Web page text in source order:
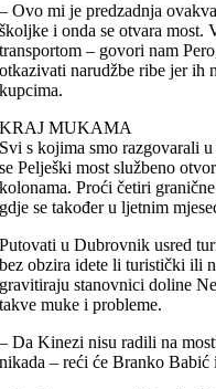
– Ovo mi je predzadnja
školjke i onda se otvara most.
transportom – govori nam
otkazivati narudžbe ribe jer ih
kupcima.
KRAJ MUKAMA
Svi s kojima smo razgovarali
se Pelješki most službeno
kolonama. Proći četiri
gdje se također u ljetnim
Putovati u Dubrovnik usred
bez obzira idete li turistički ili
gravitiraju stanovnici doline
takve muke i probleme.
– Da Kinezi nisu radili na
nikada – reći će Branko Babić